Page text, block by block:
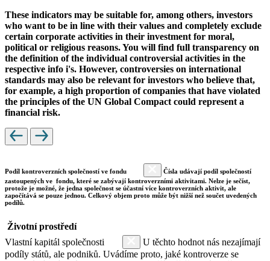
These indicators may be suitable for, among others, investors
who want to be in line with their values and completely exclude
certain corporate activities in their investment for moral,
political or religious reasons. You will find full transparency on
the definition of the individual controversial activities in the
respective info i's. However, controversies on international
standards may also be relevant for investors who believe that,
for example, a high proportion of companies that have violated
the principles of the UN Global Compact could represent a
financial risk.
Podíl kontroverzních společností ve fondu
Čísla udávají podíl společností
zastoupených ve fondu, které se zabývají kontroverzními aktivitami. Nelze je sečíst,
protože je možné, že jedna společnost se účastní více kontroverzních aktivit, ale
započítává se pouze jednou. Celkový objem proto může být nižší než součet uvedených
podílů.
Životní prostředí
Vlastní kapitál společnosti
U těchto hodnot nás nezajímají
podíly států, ale podniků. Uvádíme proto, jaké kontroverze se